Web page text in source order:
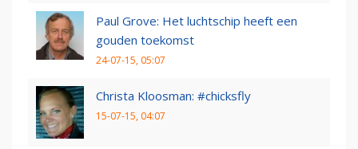
Paul Grove: Het luchtschip heeft een
gouden toekomst
24-07-15, 05:07
Christa Kloosman: #chicksfly
15-07-15, 04:07